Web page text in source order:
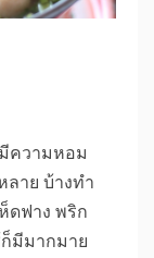
ความหอม
ลาย บ้างทำ
ดฟาง พริก
มีมากมาย